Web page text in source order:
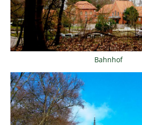
Bahnhof